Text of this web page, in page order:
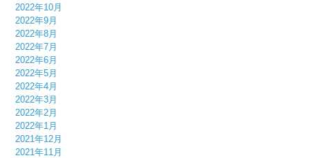
2022年10月
2022年9月
2022年8月
2022年7月
2022年6月
2022年5月
2022年4月
2022年3月
2022年2月
2022年1月
2021年12月
2021年11月